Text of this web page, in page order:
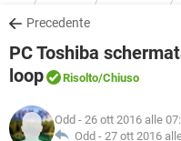
iOS
INSTAGRAM
TIKTOK
HARDWARE
COVID-19
iOS
TIKTOK
DOWNLOAD
COVID-19
INTRATTENIMENTO
iOS
FORUM
INTRATTENIMENTO
GLOSSARIO
Precedente
PC Toshiba
loop
Risolto/Chiuso
Odd - 26 ott 2016 alle
Odd - 27 ott 2016